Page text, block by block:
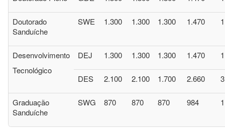
Doutorado
Sanduíche
SWE 1.300 1.300 1.300 1.470
Desenvolvimento
Tecnológico
DEJ 1.300 1.300 1.300 1.470
DES 2.100 2.100 1.700 2.660
Graduação
Sanduíche
SWG 870 870 870 984